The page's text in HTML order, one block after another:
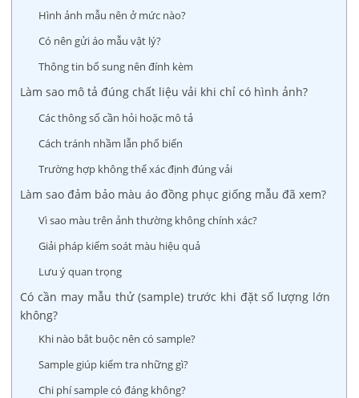
Hình ảnh mẫu nên ở mức nào?
Có nên gửi áo mẫu vật lý?
Thông tin bổ sung nên đính kèm
Làm sao mô tả đúng chất liệu vải khi chỉ có hình ảnh?
Các thông số cần hỏi hoặc mô tả
Cách tránh nhầm lẫn phổ biến
Trường hợp không thể xác định đúng vải
Làm sao đảm bảo màu áo đồng phục giống mẫu đã xem?
Vì sao màu trên ảnh thường không chính xác?
Giải pháp kiểm soát màu hiệu quả
Lưu ý quan trọng
Có cần may mẫu thử (sample) trước khi đặt số lượng lớn
không?
Khi nào bắt buộc nên có sample?
Sample giúp kiểm tra những gì?
Chi phí sample có đáng không?